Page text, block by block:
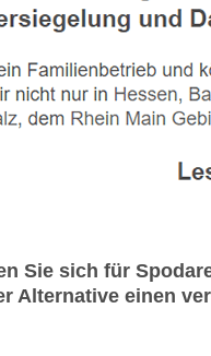
Sie sich für
Alternative einen